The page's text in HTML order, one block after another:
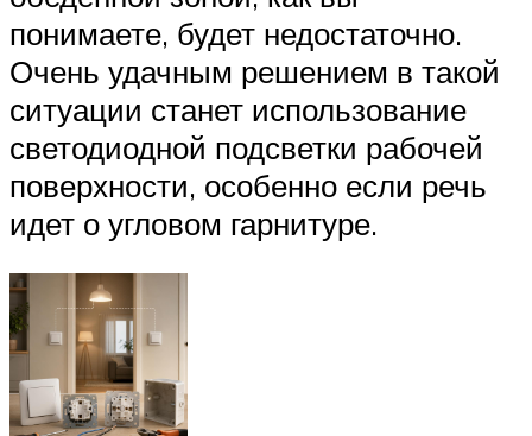
понимаете, будет недостаточно.
Очень удачным решением в такой
ситуации станет использование
светодиодной подсветки рабочей
поверхности, особенно если речь
идет о угловом гарнитуре.